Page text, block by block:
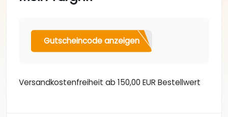
Gutscheincode anzeigen
Versandkostenfreiheit ab 150,00 EUR Bestellwert